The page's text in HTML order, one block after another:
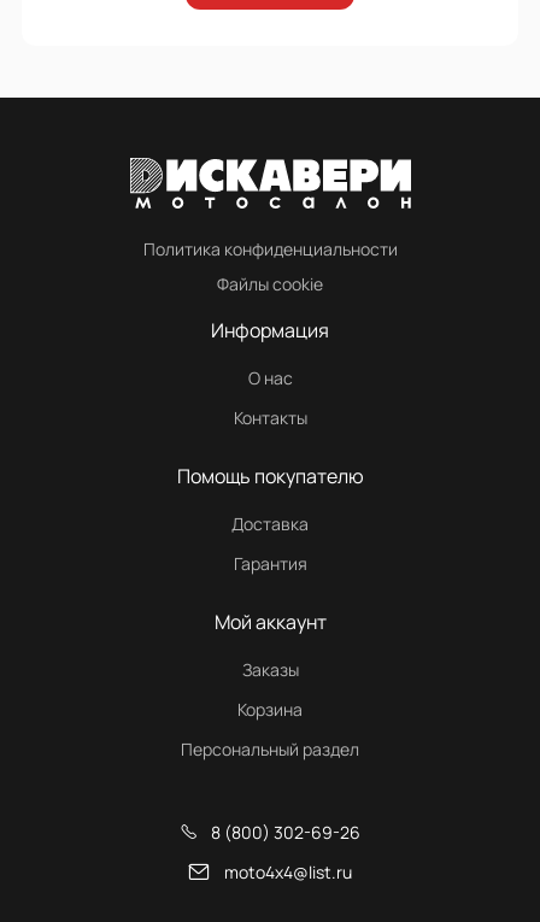
Политика конфиденциальности
Файлы cookie
Информация
О нас
Контакты
Помощь покупателю
Доставка
Гарантия
Мой аккаунт
Заказы
Корзина
Персональный раздел
8 (800) 302-69-26
moto4x4@list.ru